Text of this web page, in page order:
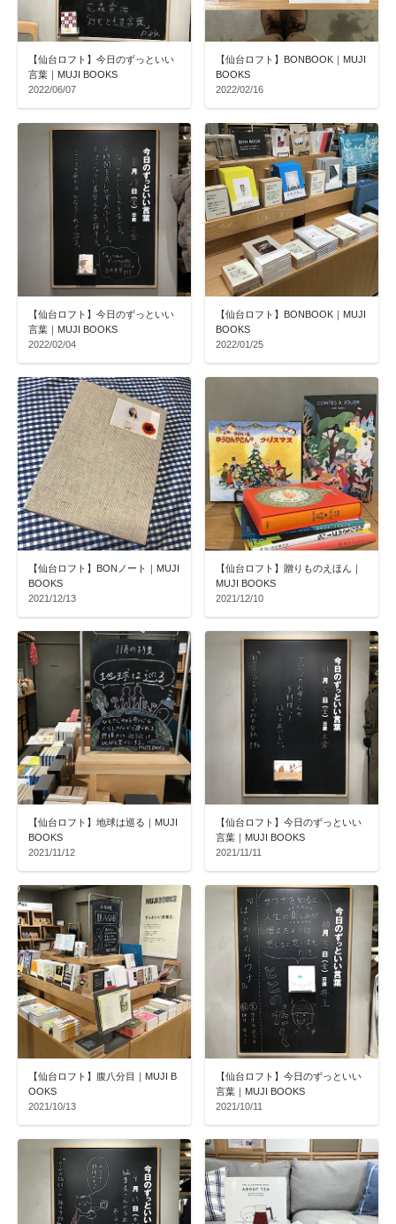
【仙台ロフト】今日のずっといい
言葉｜MUJI BOOKS
2022/06/07
【仙台ロフト】BONBOOK｜MUJI
BOOKS
2022/02/16
【仙台ロフト】今日のずっといい
言葉｜MUJI BOOKS
2022/02/04
【仙台ロフト】BONBOOK｜MUJI
BOOKS
2022/01/25
【仙台ロフト】BONノート｜MUJI
BOOKS
2021/12/13
【仙台ロフト】贈りものえほん｜
MUJI BOOKS
2021/12/10
【仙台ロフト】地球は巡る｜MUJI
BOOKS
2021/11/12
【仙台ロフト】今日のずっといい
言葉｜MUJI BOOKS
2021/11/11
【仙台ロフト】腹八分目｜MUJI B
OOKS
2021/10/13
【仙台ロフト】今日のずっといい
言葉｜MUJI BOOKS
2021/10/11